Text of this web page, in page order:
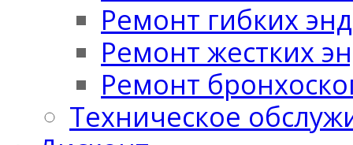
Ремонт гибких
Ремонт жестких
Ремонт
Техническое